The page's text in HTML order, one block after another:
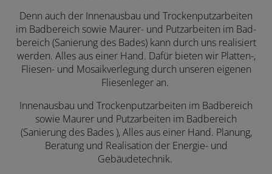
Denn auch der Innen­aus­bau und Trocken­putz­arbeiten
im Bad­bereich sowie Maurer- und Putz­arbei­ten im Bad­
bereich (Sanie­rung des Bades) kann durch uns rea­li­siert
werden. Alles aus einer Hand. Dafür bieten wir Platten-,
Fliesen- und Mosaik­verle­gung durch unseren eigenen
Fliesen­leger an.
Innenausbau und Trockenputzarbeiten im Badbereich
sowie Maurer und Putzarbeiten im Badbereich
(Sanierung des Bades ), Alles aus einer Hand. Planung,
Beratung und Realisation der Energie- und
Gebäudetechnik.